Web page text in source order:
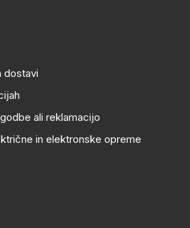
dostavi
ali reklamacijo
in elektronske opreme